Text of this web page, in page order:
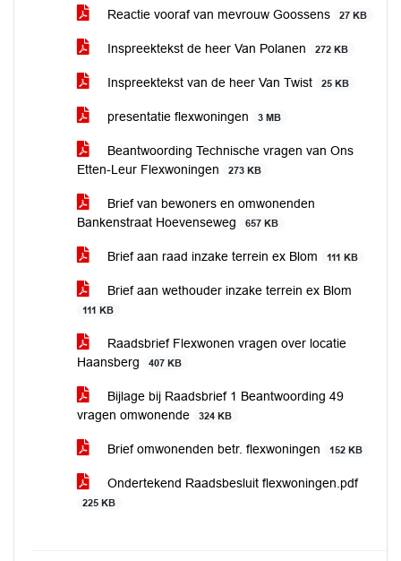
Reactie vooraf van mevrouw Goossens 27 KB
Inspreektekst de heer Van Polanen 272 KB
Inspreektekst van de heer Van Twist 25 KB
presentatie flexwoningen 3 MB
Beantwoording Technische vragen van Ons
Etten-Leur Flexwoningen
273 KB
Brief van bewoners en omwonenden
Bankenstraat Hoevenseweg
657 KB
Brief aan raad inzake terrein ex Blom 111 KB
Brief aan wethouder inzake terrein ex Blom
111 KB
Raadsbrief Flexwonen vragen over locatie
Haansberg
407 KB
Bijlage bij Raadsbrief 1 Beantwoording 49
vragen omwonende
324 KB
Brief omwonenden betr. flexwoningen 152 KB
Ondertekend Raadsbesluit flexwoningen.pdf
225 KB